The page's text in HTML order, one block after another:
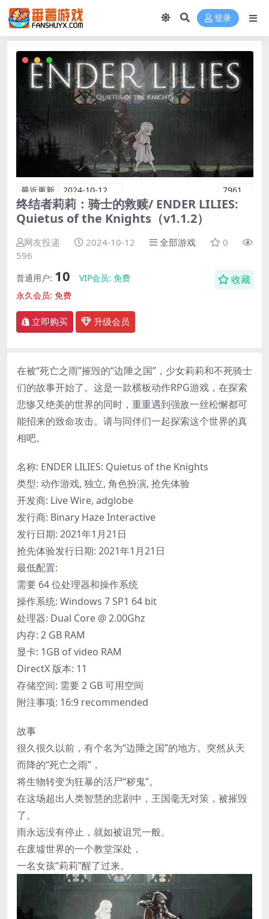
登录
最近更新 2024-10-12 7961
终结者莉莉：骑士的救赎/ ENDER LILIES:
Quietus of the Knights（v1.1.2）
网友投递 2024-10-12 全部游戏
0
596
普通用户: 10 VIP会员: 免费
永久会员: 免费
收藏
立即购买 升级会员
在被“死亡之雨”摧毁的“边陲之国”，少女莉莉和不死骑士
们的故事开始了。这是一款横板动作RPG游戏，在探索
悲惨又绝美的世界的同时，重重遇到强敌一丝松懈都可
能招来的致命攻击。请与同伴们一起探索这个世界的真
相吧。
名称: ENDER LILIES: Quietus of the Knights
类型: 动作游戏, 独立, 角色扮演, 抢先体验
开发商: Live Wire, adglobe
发行商: Binary Haze Interactive
发行日期: 2021年1月21日
抢先体验发行日期: 2021年1月21日
最低配置:
需要 64 位处理器和操作系统
操作系统: Windows 7 SP1 64 bit
处理器: Dual Core @ 2.00Ghz
内存: 2 GB RAM
显卡: 1GB of video RAM
DirectX 版本: 11
存储空间: 需要 2 GB 可用空间
附注事项: 16:9 recommended
故事
很久很久以前，有个名为“边陲之国”的地方。突然从天
而降的“死亡之雨”，
将生物转变为狂暴的活尸“秽鬼”。
在这场超出人类智慧的悲剧中，王国毫无对策，被摧毁
了。
雨永远没有停止，就如被诅咒一般。
在废墟世界的一个教堂深处，
一名女孩“莉莉”醒了过来。